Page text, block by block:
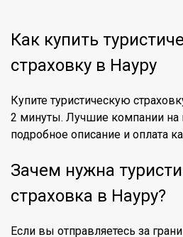
Как купить
страховку в Науру
Купите туристическую
2 минуты. Лучшие компании
подробное описание и оплата
Зачем нужна
страховка в Науру?
Если вы отправляетесь за